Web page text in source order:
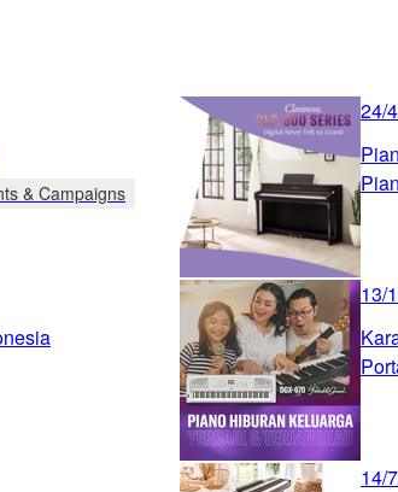
& Campaigns
24/
13/
14/